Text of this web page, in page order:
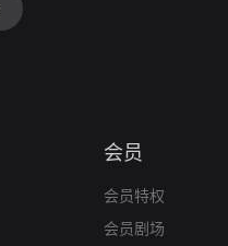
会员
会员特权
会员剧场